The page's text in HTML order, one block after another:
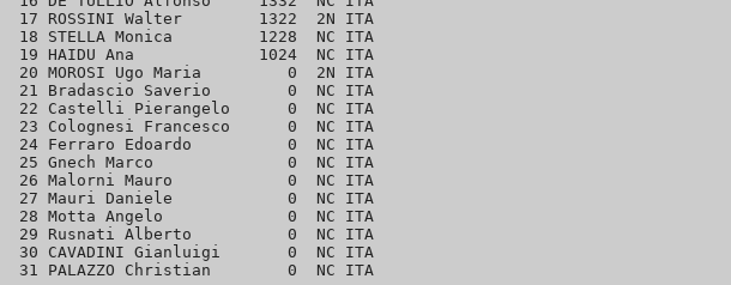
17 ROSSINI Walter        1322  2N ITA
18 STELLA Monica         1228  NC ITA
19 HAIDU Ana             1024  NC ITA
20 MOROSI Ugo Maria         0  2N ITA
21 Bradascio Saverio        0  NC ITA
22 Castelli Pierangelo      0  NC ITA
23 Colognesi Francesco      0  NC ITA
24 Ferraro Edoardo          0  NC ITA
25 Gnech Marco              0  NC ITA
26 Malorni Mauro            0  NC ITA
27 Mauri Daniele            0  NC ITA
28 Motta Angelo             0  NC ITA
29 Rusnati Alberto          0  NC ITA
30 CAVADINI Gianluigi       0  NC ITA